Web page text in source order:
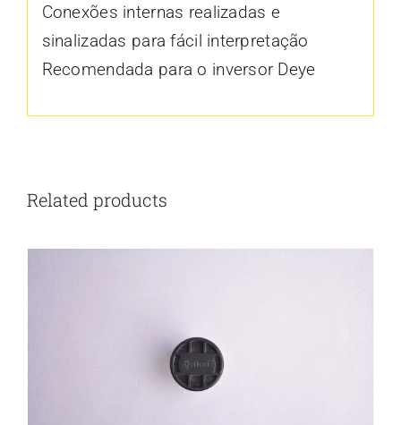
Conexões internas realizadas e
sinalizadas para fácil interpretação
Recomendada para o inversor Deye
Related products